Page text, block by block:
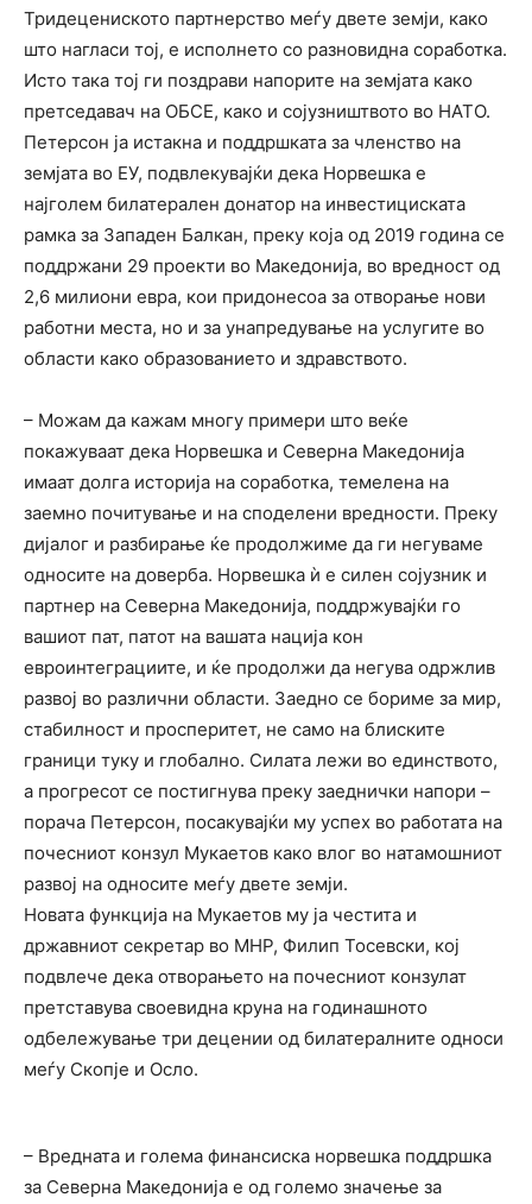
Тридецениското партнерство меѓу двете земји, како
што нагласи тој, е исполнето со разновидна соработка.
Исто така тој ги поздрави напорите на земјата како
претседавач на ОБСЕ, како и сојузништвото во НАТО.
Петерсон ја истакна и поддршката за членство на
земјата во ЕУ, подвлекувајќи дека Норвешка е
најголем билатерален донатор на инвестициската
рамка за Западен Балкан, преку која од 2019 година се
поддржани 29 проекти во Македонија, во вредност од
2,6 милиони евра, кои придонесоа за отворање нови
работни места, но и за унапредување на услугите во
области како образованието и здравството.
– Можам да кажам многу примери што веќе
покажуваат дека Норвешка и Северна Македонија
имаат долга историја на соработка, темелена на
заемно почитување и на споделени вредности. Преку
дијалог и разбирање ќе продолжиме да ги негуваме
односите на доверба. Норвешка ѝ е силен сојузник и
партнер на Северна Македонија, поддржувајќи го
вашиот пат, патот на вашата нација кон
евроинтеграциите, и ќе продолжи да негува одржлив
развој во различни области. Заедно се бориме за мир,
стабилност и просперитет, не само на блиските
граници туку и глобално. Силата лежи во единството,
а прогресот се постигнува преку заеднички напори –
порача Петерсон, посакувајќи му успех во работата на
почесниот конзул Мукаетов како влог во натамошниот
развој на односите меѓу двете земји.
Новата функција на Мукаетов му ја честита и
државниот секретар во МНР, Филип Тосевски, кој
подвлече дека отворањето на почесниот конзулат
претставува своевидна круна на годинашното
одбележување три децении од билатералните односи
меѓу Скопје и Осло.
– Вредната и голема финансиска норвешка поддршка
за Северна Македонија е од големо значење за